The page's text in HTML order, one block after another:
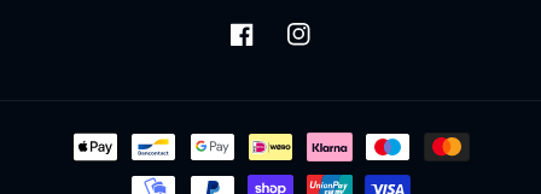
FacebookInstagram
Zahlungsmethoden